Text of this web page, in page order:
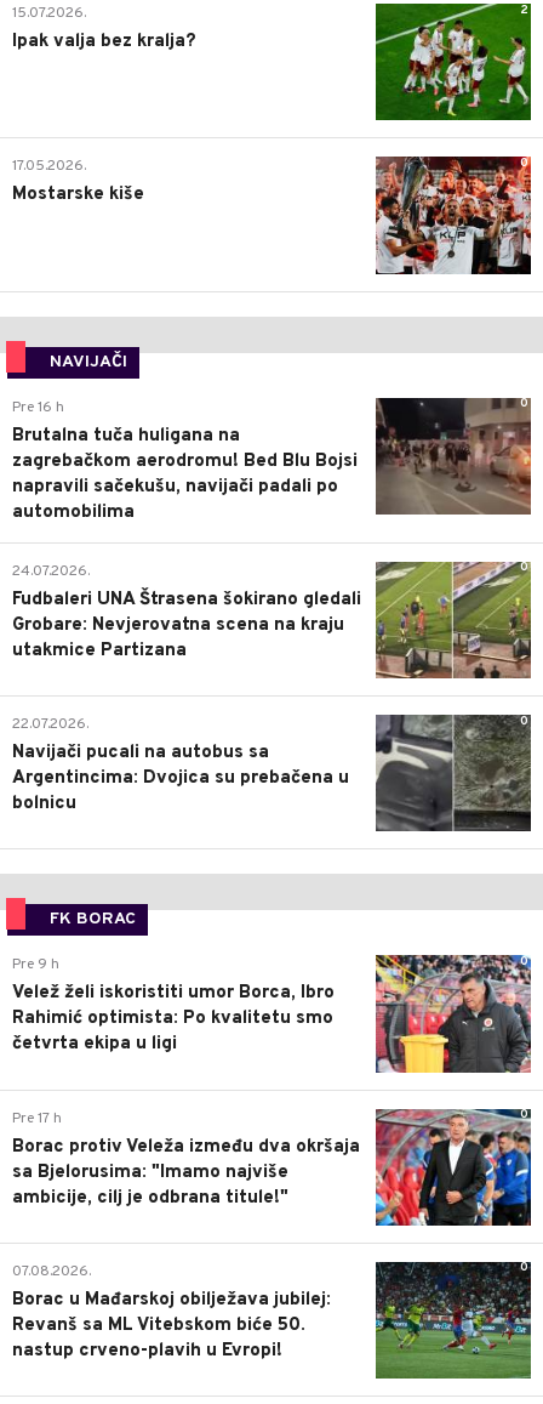
2
15.07.2026.
Ipak valja bez kralja?
0
17.05.2026.
Mostarske kiše
NAVIJAČI
0
Pre 16 h
Brutalna tuča huligana na
zagrebačkom aerodromu! Bed Blu Bojsi
napravili sačekušu, navijači padali po
automobilima
0
24.07.2026.
Fudbaleri UNA Štrasena šokirano gledali
Grobare: Nevjerovatna scena na kraju
utakmice Partizana
0
22.07.2026.
Navijači pucali na autobus sa
Argentincima: Dvojica su prebačena u
bolnicu
FK BORAC
0
Pre 9 h
Velež želi iskoristiti umor Borca, Ibro
Rahimić optimista: Po kvalitetu smo
četvrta ekipa u ligi
0
Pre 17 h
Borac protiv Veleža između dva okršaja
sa Bjelorusima: "Imamo najviše
ambicije, cilj je odbrana titule!"
0
07.08.2026.
Borac u Mađarskoj obilježava jubilej:
Revanš sa ML Vitebskom biće 50.
nastup crveno-plavih u Evropi!